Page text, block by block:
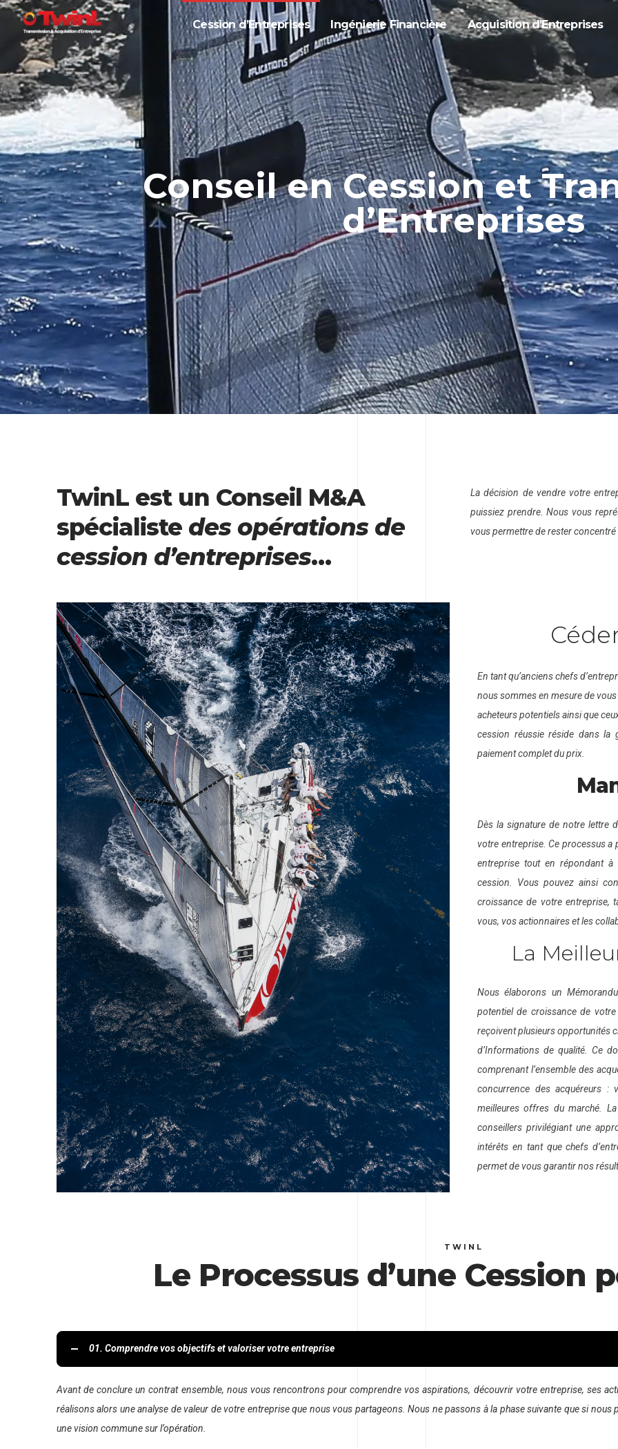
Cession d’Entreprises Ingénierie Financière Acquisition d’Entreprises
Conseil en Cession et
d’Entreprises
TwinL est un Conseil M&A
spécialiste des opérations de
cession d’entreprises…
La décision de vendre votre
puissiez prendre. Nous vous
vous permettre de rester
En tant qu’anciens chefs
nous sommes en mesure de
acheteurs potentiels ainsi que
cession réussie réside dans la
paiement complet du prix.
Dès la signature de notre lettre
votre entreprise. Ce processus a
entreprise tout en répondant à
cession. Vous pouvez ainsi
croissance de votre entreprise,
vous, vos actionnaires et les
La
Nous élaborons un
potentiel de croissance de
reçoivent plusieurs opportunités
d’Informations de qualité. Ce
comprenant l’ensemble des
concurrence des acquéreurs :
meilleures offres du marché.
conseillers privilégiant une
intérêts en tant que chefs
permet de vous garantir nos
TWINL
Le Processus d’une Cession
01. Comprendre vos objectifs et valoriser votre entreprise
Avant de conclure un contrat ensemble, nous vous rencontrons pour comprendre vos aspirations, découvrir votre entreprise, ses
réalisons alors une analyse de valeur de votre entreprise que nous vous partageons. Nous ne passons à la phase suivante que si
une vision commune sur l’opération.